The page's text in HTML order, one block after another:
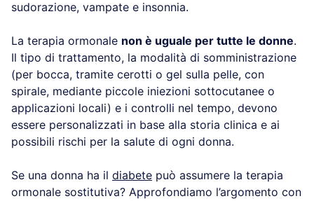
sudorazione, vampate e insonnia.
La terapia ormonale non è uguale per tutte le donne.
Il tipo di trattamento, la modalità di somministrazione
(per bocca, tramite cerotti o gel sulla pelle, con
spirale, mediante piccole iniezioni sottocutanee o
applicazioni locali) e i controlli nel tempo, devono
essere personalizzati in base alla storia clinica e ai
possibili rischi per la salute di ogni donna.
Se una donna ha il diabete può assumere la terapia
ormonale sostitutiva? Approfondiamo l’argomento con